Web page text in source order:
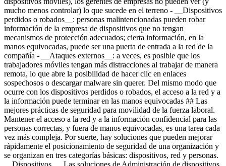
mucho menos controlar) lo que sucede en el terreno - __Dispositivos
perdidos o robados__: personas malintencionadas pueden robar
información de la empresa de dispositivos que no tengan
mecanismos de protección adecuados; cierta información, en la
manos equivocadas, puede ser una puerta de entrada a la red de la
compañía - __Ataques externos__: a veces, es posible que los
trabajadores móviles tengan más distracciones al trabajar de manera
remota, lo que abre la posibilidad de hacer clic en enlaces
sospechosos o descargar malware sin querer. Del mismo modo que
ocurre con los dispositivos perdidos o robados, el acceso a la red y a
la información puede terminar en las manos equivocadas ## Las
mejores prácticas de seguridad para movilidad de la fuerza laboral.
Mantener el acceso a la red y a la información confidencial para las
personas correctas, y fuera de manos equivocadas, es una tarea cada
vez más compleja. Por suerte, hay soluciones que pueden mejorar
rápidamente el posicionamiento de seguridad de una organización y
se organizan en tres categorías básicas: dispositivos, red y personas.
__Dispositivos.__ Las soluciones de Administración de dispositivos